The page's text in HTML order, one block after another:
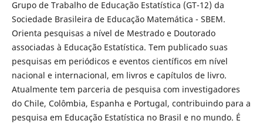
Grupo de Trabalho de Educação Estatística (GT-12) da
Sociedade Brasileira de Educação Matemática - SBEM.
Orienta pesquisas a nível de Mestrado e Doutorado
associadas à Educação Estatística. Tem publicado suas
pesquisas em periódicos e eventos científicos em nível
nacional e internacional, em livros e capítulos de livro.
Atualmente tem parceria de pesquisa com investigadores
do Chile, Colômbia, Espanha e Portugal, contribuindo para a
pesquisa em Educação Estatística no Brasil e no mundo. É